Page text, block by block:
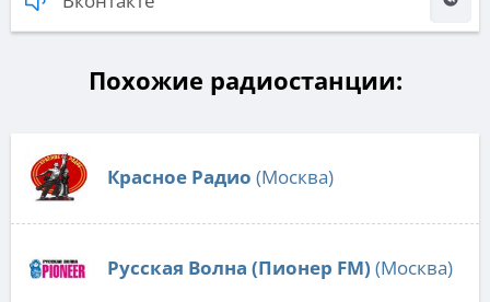
Похожие радиостанции:
Красное Радио (Москва)
Русская Волна (Пионер FM) (Москва)